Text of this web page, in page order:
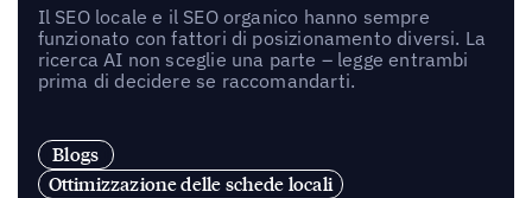
Il SEO locale e il SEO organico hanno sempre
funzionato con fattori di posizionamento diversi. La
ricerca AI non sceglie una parte – legge entrambi
prima di decidere se raccomandarti.
Blogs
Ottimizzazione delle schede locali